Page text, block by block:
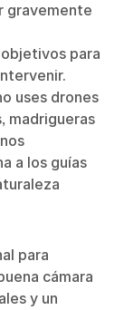
gravemente
para
uses drones
madrigueras
a los guías
para
cámara
y un